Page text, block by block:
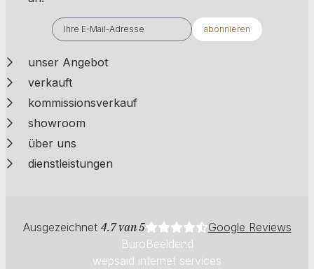
abonnieren
unser Angebot
verkauft
kommissionsverkauf
showroom
über uns
dienstleistungen
Ausgezeichnet 4.7 van 5
Google Reviews
BuroBeeldend
wepsaid internet services